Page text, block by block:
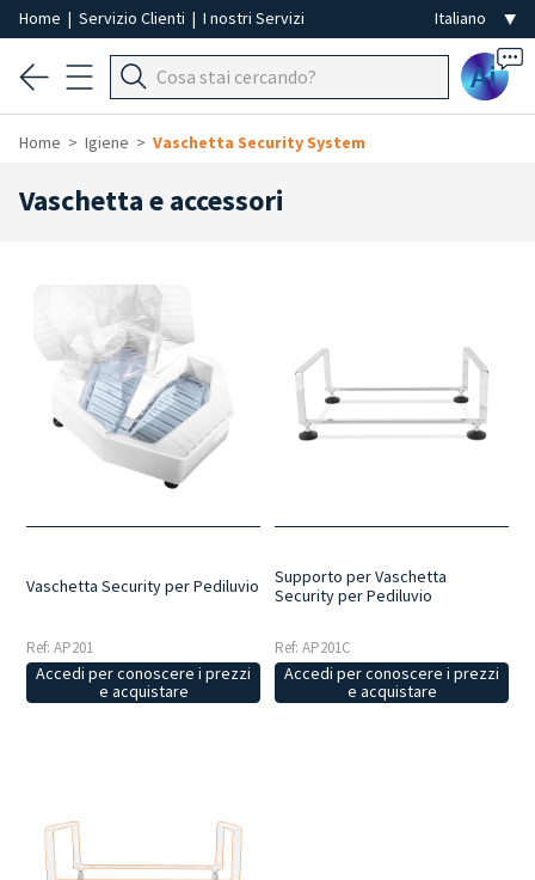
Home | Servizio Clienti | I nostri Servizi
Ai
Home Igiene Vaschetta Security System
Vaschetta e accessori
Vaschetta Security per Pediluvio
Ref: AP201
Accedi per conoscere i prezzi
e acquistare
Supporto per Vaschetta
Security per Pediluvio
Ref: AP201C
Accedi per conoscere i prezzi
e acquistare